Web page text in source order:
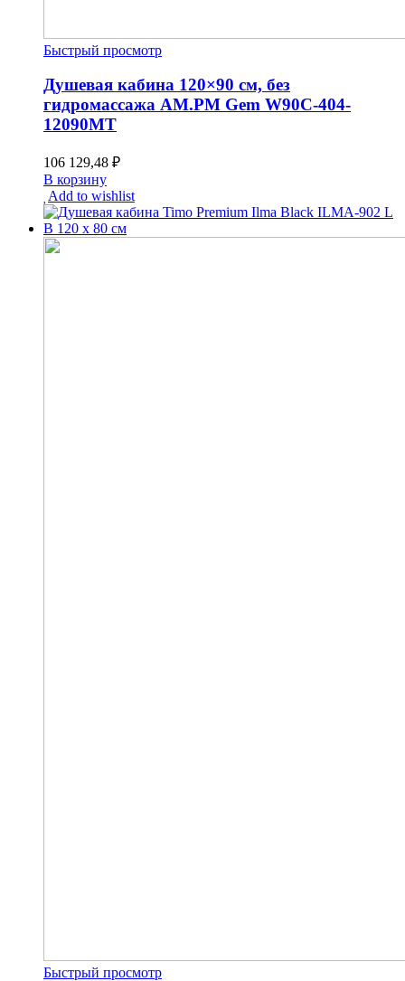
Быстрый просмотр
Душевая кабина 120×90 см, без
гидромассажа AM.PM Gem W90C-404-
12090MT
106 129,48 ₽
В корзину
Add to wishlist
Быстрый просмотр